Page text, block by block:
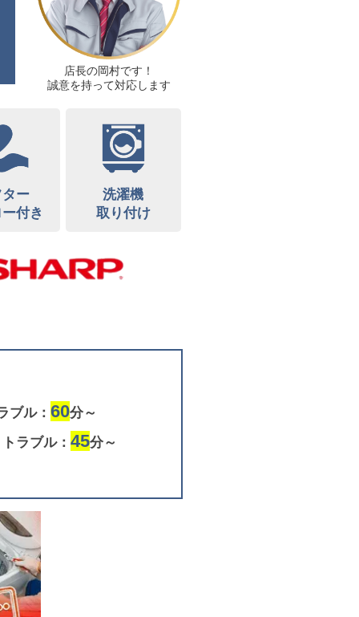
店長の岡村です！
誠意を持って対応します
ー
付き
洗濯機
取り付け
ブル： 60分～
ラブル： 45分～